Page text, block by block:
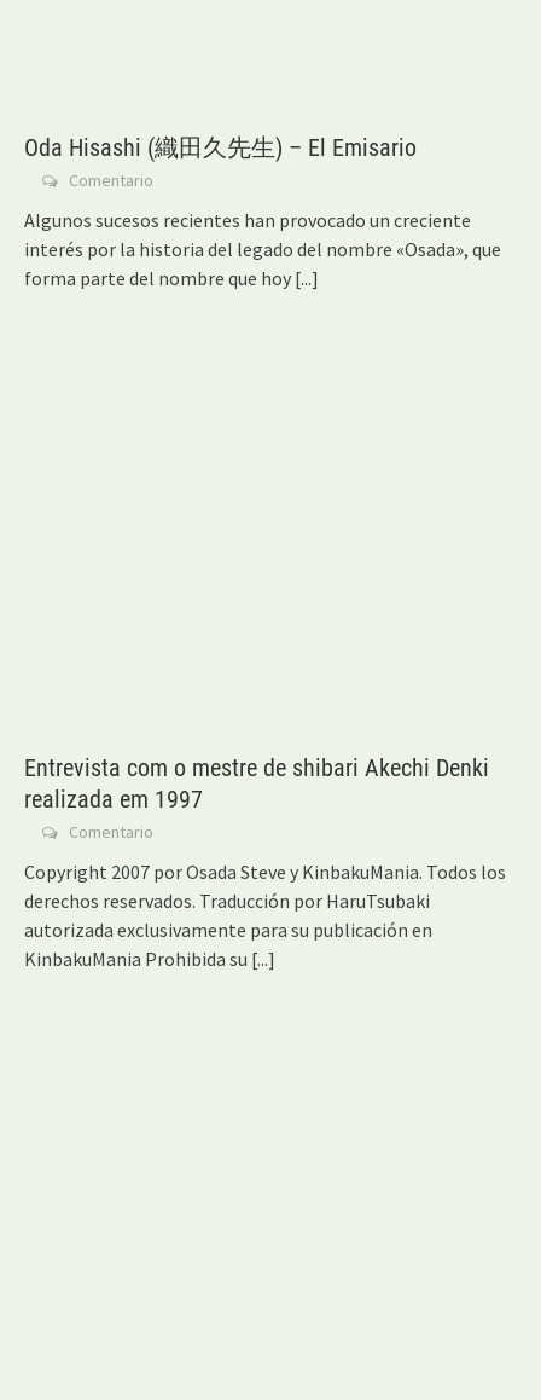
Oda Hisashi (織田久先生) – El Emisario
Comentario
Algunos sucesos recientes han provocado un creciente
interés por la historia del legado del nombre «Osada», que
forma parte del nombre que hoy [...]
Entrevista com o mestre de shibari Akechi Denki
realizada em 1997
Comentario
Copyright 2007 por Osada Steve y KinbakuMania. Todos los
derechos reservados. Traducción por HaruTsubaki
autorizada exclusivamente para su publicación en
KinbakuMania Prohibida su [...]